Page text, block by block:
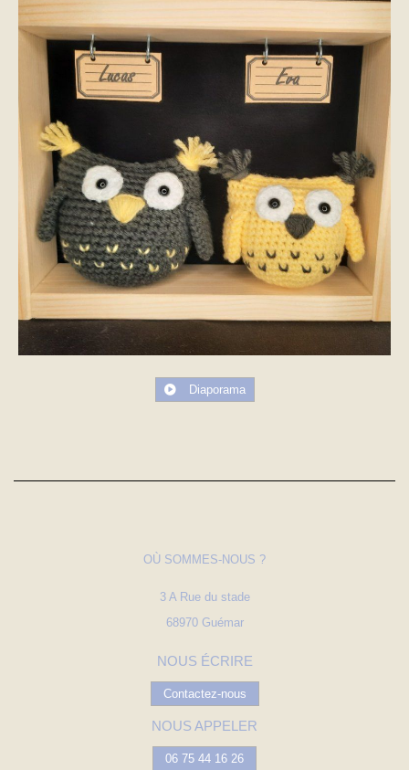
Diaporama
OÙ SOMMES-NOUS ?
3 A Rue du stade
68970 Guémar
NOUS ÉCRIRE
Contactez-nous
NOUS APPELER
06 75 44 16 26